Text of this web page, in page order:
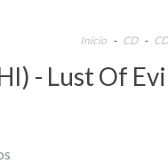
Início - CD -
- Lust Of